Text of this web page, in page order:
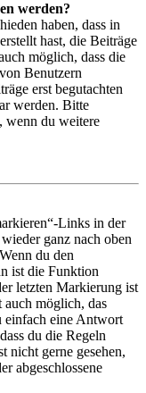
werden?
haben, dass in
hast, die Beiträge
möglich, dass die
Benutzern
erst begutachten
werden. Bitte
wenn du weitere
Links in der
ganz nach oben
du den
ist die Funktion
letzten Markierung ist
auch möglich, das
einfach eine Antwort
du die Regeln
nicht gerne gesehen,
abgeschlossene